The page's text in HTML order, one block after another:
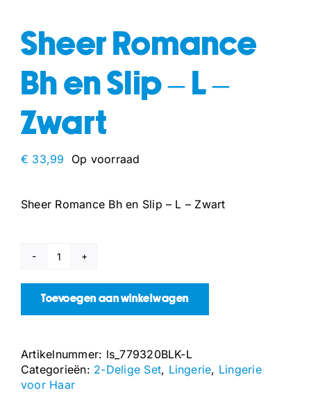
Sheer Romance
Bh en Slip – L –
Zwart
€ 33,99 Op voorraad
Sheer Romance Bh en Slip – L – Zwart
Sheer
Bh
L
-
Zwart
Toevoegen aan winkelwagen
Artikelnummer: ls_779320BLK-L
Categorieën: 2-Delige Set, Lingerie, Lingerie
voor Haar